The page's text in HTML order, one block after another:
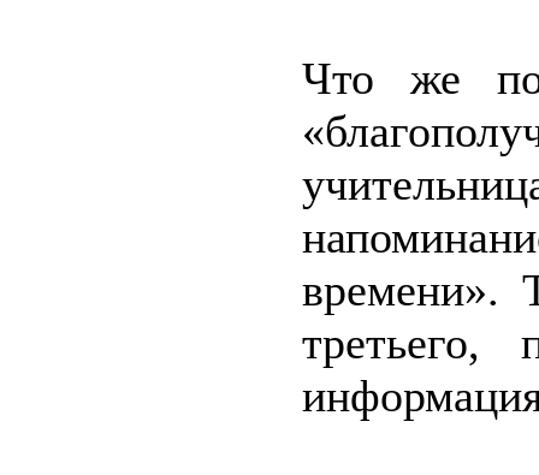
Что же
времени».
третьего,